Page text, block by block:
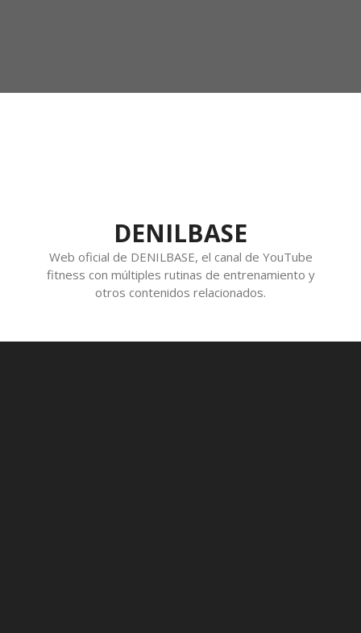
DENILBASE
Web oficial de DENILBASE, el canal de YouTube
fitness con múltiples rutinas de entrenamiento y
otros contenidos relacionados.